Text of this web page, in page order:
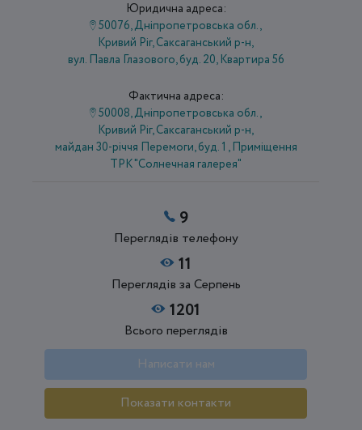
Юридична адреса:
50076, Дніпропетровська обл.,
Кривий Ріг, Саксаганський р-н,
вул. Павла Глазового, буд. 20, Квартира 56
Фактична адреса:
50008, Дніпропетровська обл.,
Кривий Ріг, Саксаганський р-н,
майдан 30-річчя Перемоги, буд. 1 , Приміщення
ТРК "Солнечная галерея"
9
Переглядів телефону
11
Переглядів за Серпень
1201
Всього переглядів
Написати нам
Показати контакти